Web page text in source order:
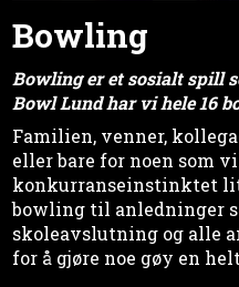
Bowling
Bowling er et sosialt spill
Bowl Lund har vi hele 16
Familien, venner,
eller bare for noen som
konkurranseinstinktet
bowling til anledninger
skoleavslutning og alle
for å gjøre noe gøy en